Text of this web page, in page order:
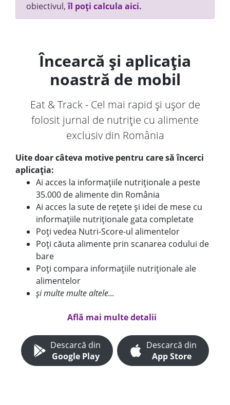
obiectivul,îl poți calcula aici.
Încearcă și aplicația
noastră de mobil
Eat & Track - Cel mai rapid și ușor de
folosit jurnal de nutriție cu alimente
exclusiv din România
Uite doar câteva motive pentru care să încerci
aplicația:
Ai acces la informațiile nutriționale a peste
35.000 de alimente din România
Ai acces la sute de rețete și idei de mese cu
informațiile nutriționale gata completate
Poți vedea Nutri-Score-ul alimentelor
Poți căuta alimente prin scanarea codului de
bare
Poți compara informațiile nutriționale ale
alimentelor
și multe multe altele...
Află mai multe detalii
Descarcă din
Google Play
Descarcă din
App Store